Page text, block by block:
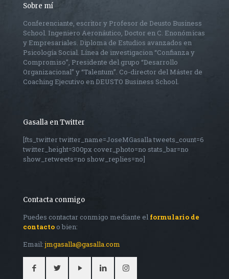
Sobre mí
Conferenciante, escritor y Profesor de Deusto Business
School. Ingeniero Aeronáutico, Doctor en C. Enonómicas
y Empresariales. Diploma de Estudios avanzados en
Psicología Social. Línea de investigacion “Confianza y
Compromiso”, Presidente del grupo “Desarrollo
Organizacional” y “Talentum”. Co-director del Máster de
Coaching Ejecutivo en DEUSTO Business School.
Gasalla en Twitter
[fts_twitter twitter_name=JoseMGasalla tweets_count=6
twitter_height=300px cover_photo=no stats_bar=no
show_retweets=no show_replies=no]
Contacta conmigo
Puedes contactar conmigo mediante el formulario de
contacto o bien:
Email:jmgasalla@gasalla.com